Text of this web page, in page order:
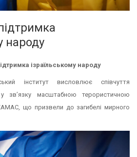
народу
ізраїльському народу
інститут висловлює співчуття
у зв’язку масштабною терористичною
що призвели до загибелі мирного